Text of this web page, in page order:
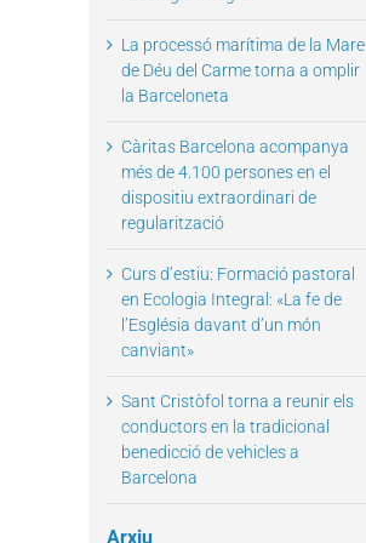
La processó marítima de la Mare
de Déu del Carme torna a omplir
la Barceloneta
Càritas Barcelona acompanya
més de 4.100 persones en el
dispositiu extraordinari de
regularització
Curs d’estiu: Formació pastoral
en Ecologia Integral: «La fe de
l’Església davant d’un món
canviant»
Sant Cristòfol torna a reunir els
conductors en la tradicional
benedicció de vehicles a
Barcelona
Arxiu